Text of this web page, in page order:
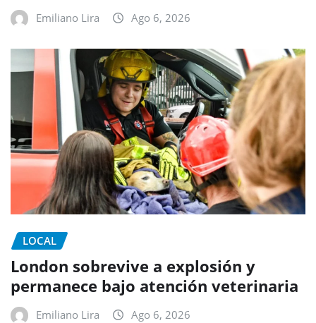
Emiliano Lira Ago 6, 2026
LOCAL
London sobrevive a explosión y
permanece bajo atención veterinaria
Emiliano Lira Ago 6, 2026